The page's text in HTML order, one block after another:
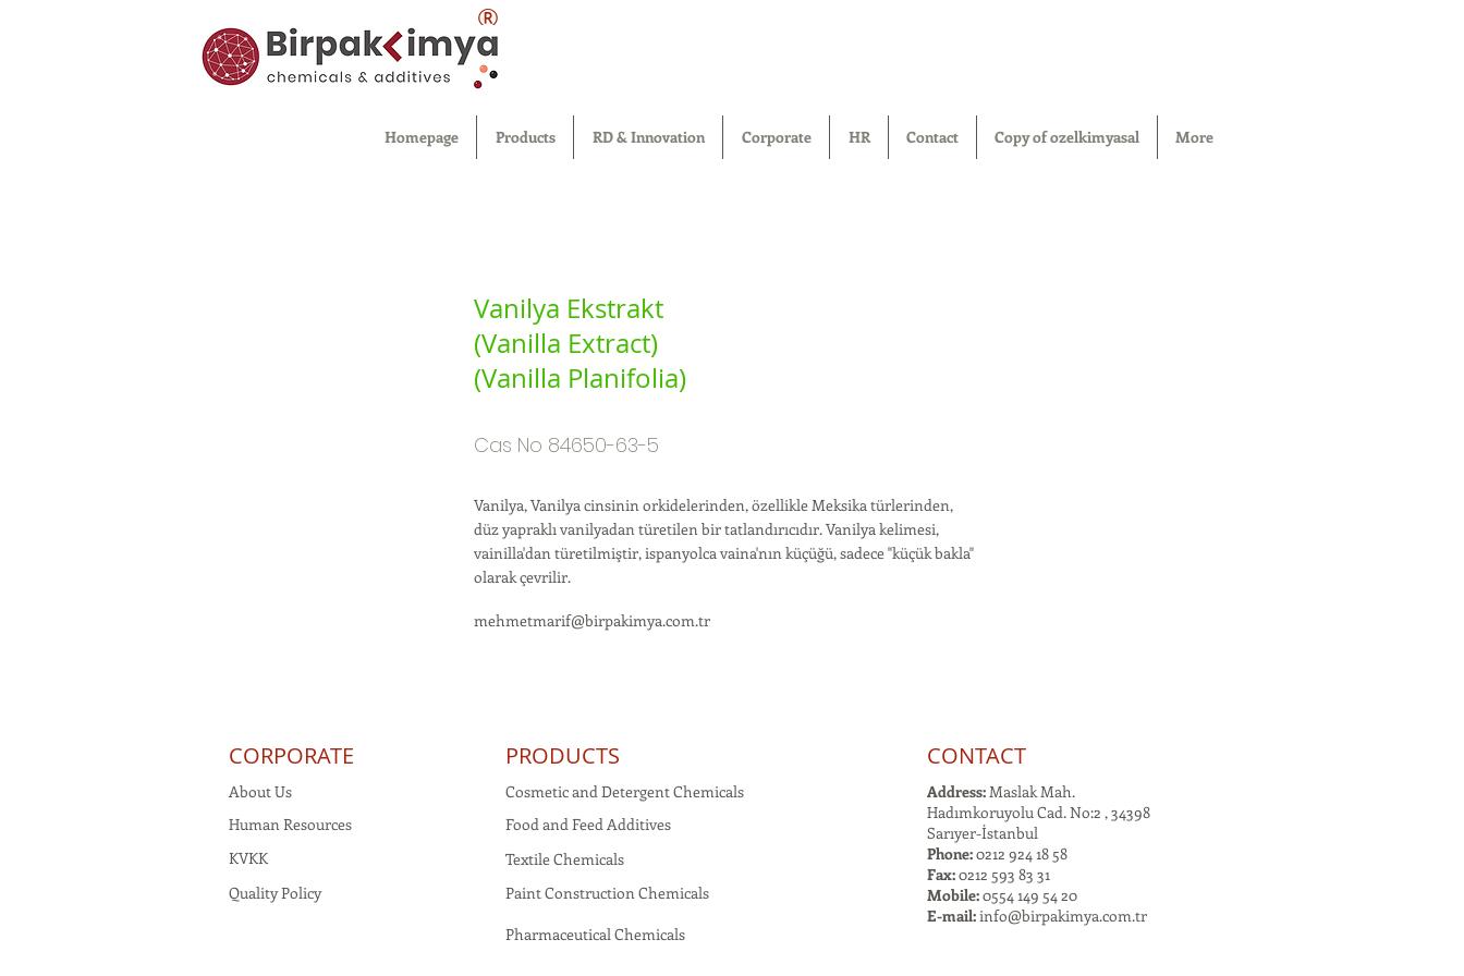
®
Homepage Products RD & Innovation Corporate HR Contact Copy of ozelkimyasal More
Vanilya Ekstrakt
(Vanilla Extract)
(Vanilla Planifolia)
Cas No 84650-63-5
Vanilya, Vanilya cinsinin orkidelerinden, özellikle Meksika türlerinden,
düz yapraklı vanilyadan türetilen bir tatlandırıcıdır. Vanilya kelimesi,
vainilla'dan türetilmiştir, ispanyolca vaina'nın küçüğü, sadece "küçük bakla"
olarak çevrilir.
mehmetmarif@birpakimya.com.tr
CORPORATE
About Us
Human Resources
KVKK
Quality Policy
PRODUCTS
Cosmetic and Detergent Chemicals
Food and Feed Additives
Textile Chemicals
Paint Construction Chemicals
Pharmaceutical Chemicals
CONTACT
Address:Maslak Mah.
Hadımkoruyolu Cad. No:2 , 34398
Sarıyer-İstanbul
Phone:0212 924 18 58
Fax:0212 593 83 31
Mobile:0554 149 54 20
E-mail:info@birpakimya.com.tr